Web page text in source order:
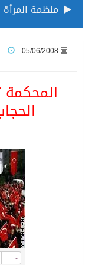
ثلة من
05/06/2008
المحكمة
= -